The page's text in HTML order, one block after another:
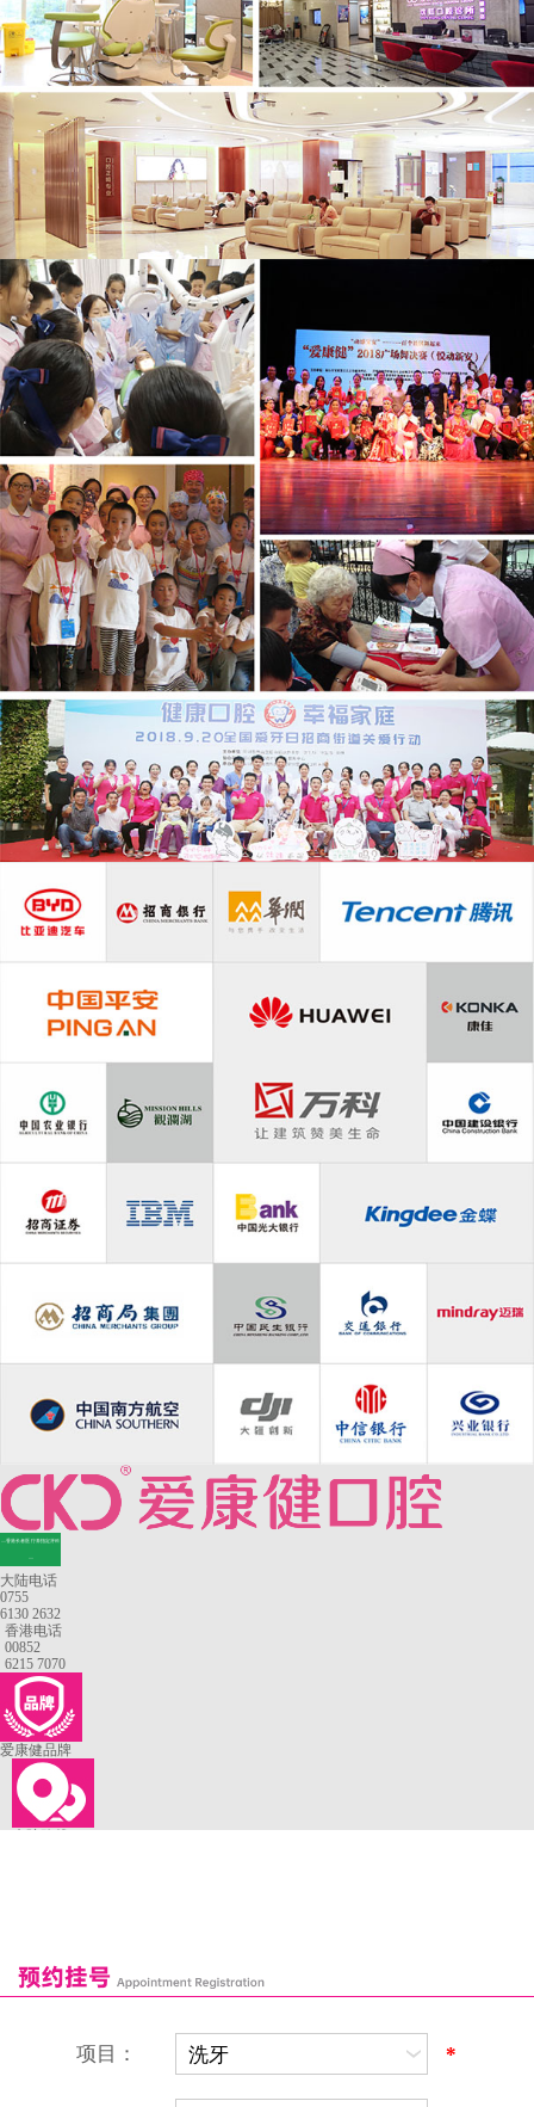
—香港长者医疗券指定牙科
大陆电话
0755
6130 2632
香港电话
00852
6215 7070
爱康健品牌
恒乐口腔诊所
富港口腔诊所
项目： *